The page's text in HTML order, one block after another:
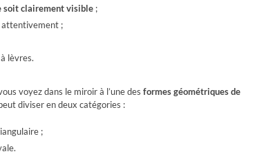
soit clairement visible ;
attentivement ;
lèvres.
voyez dans le miroir à l’une des formes géométriques de
diviser en deux catégories :
;